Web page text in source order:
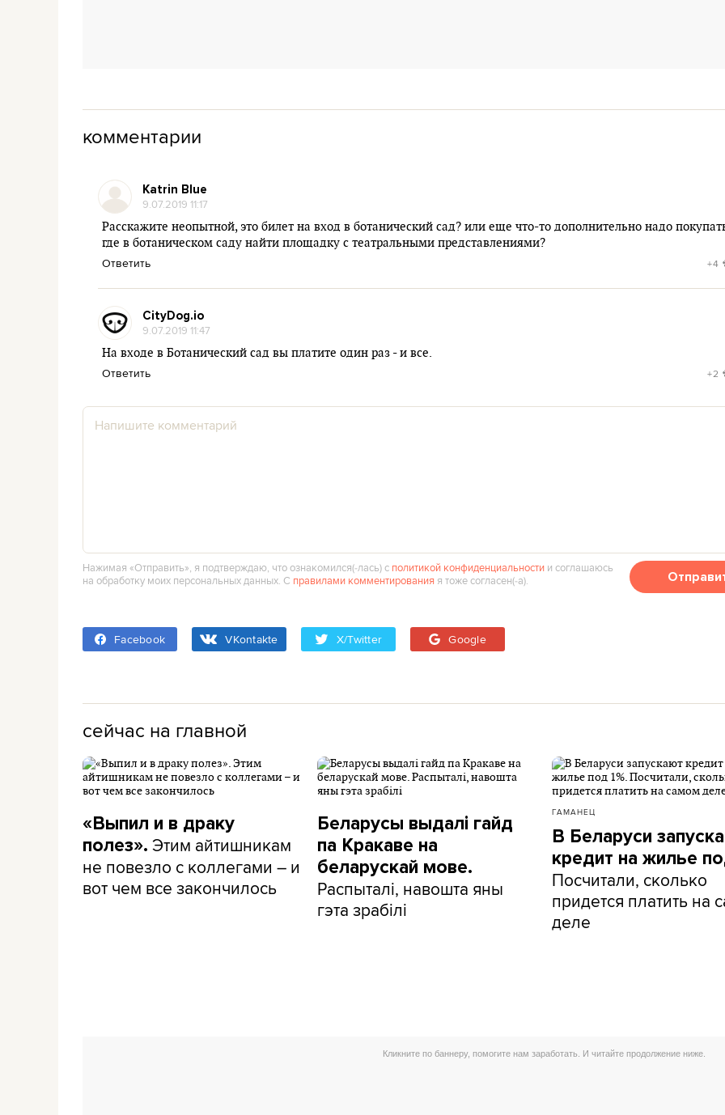
комментарии
Katrin Blue
9.07.2019 11:17
Расскажите неопытной, это билет на вход в ботанический сад? или еще что-то дополнительно надо
где в ботаническом саду найти площадку с театральными представлениями?
Ответить +4
CityDog.io
9.07.2019 11:47
На входе в Ботанический сад вы платите один раз - и все.
Ответить +2
Нажимая «Отправить», я подтверждаю, что ознакомился(‑лась) с политикой конфиденциальности и соглашаюсь
на обработку моих персональных данных. С правилами комментирования я тоже согласен(‑а).
Facebook VKontakte X/Twitter Google
сейчас на главной
«Выпил и в драку
полез». Этим айтишникам
не повезло с коллегами – и
вот чем все закончилось
Беларусы выдалі гайд
па Кракаве на
беларускай мове.
Распыталі, навошта яны
гэта зрабілі
ГАМАНЕЦ
В Беларуси
кредит на жилье
Посчитали, сколько
придется платить на
деле